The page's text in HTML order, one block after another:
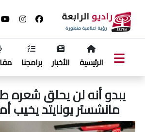
الرئيسية الأخبار برامجنا
يبدو أنه لن يحلق شعره
مانشستر يونايتد